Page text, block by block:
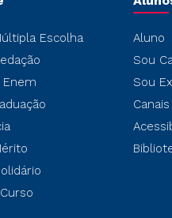
Escolha
Enem
Aluno
Sou
Sou